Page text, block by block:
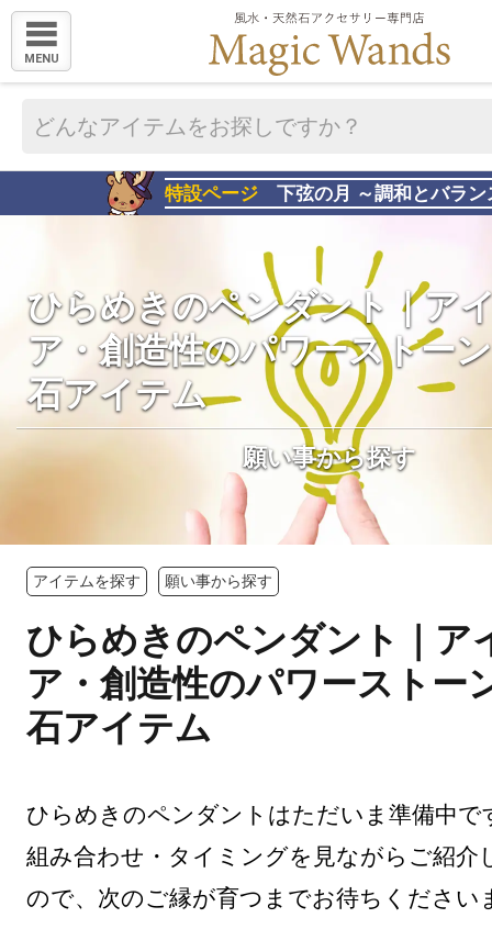
MENU
特設ページ 下弦の月 ～調和とバラン
ひらめきのペンダント｜ア
ア・創造性のパワーストー
石アイテム
願い事から探す
アイテムを探す 願い事から探す
ひらめきのペンダント｜ア
ア・創造性のパワーストー
石アイテム
ひらめきのペンダントはただいま準備中で
組み合わせ・タイミングを見ながらご紹介
ので、次のご縁が育つまでお待ちください